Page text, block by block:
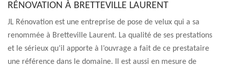
RÉNOVATION À BRETTEVILLE LAURENT
JL Rénovation est une entreprise de pose de velux qui a sa
renommée à Bretteville Laurent. La qualité de ses prestations
et le sérieux qu’il apporte à l’ouvrage a fait de ce prestataire
une référence dans le domaine. Il est aussi en mesure de